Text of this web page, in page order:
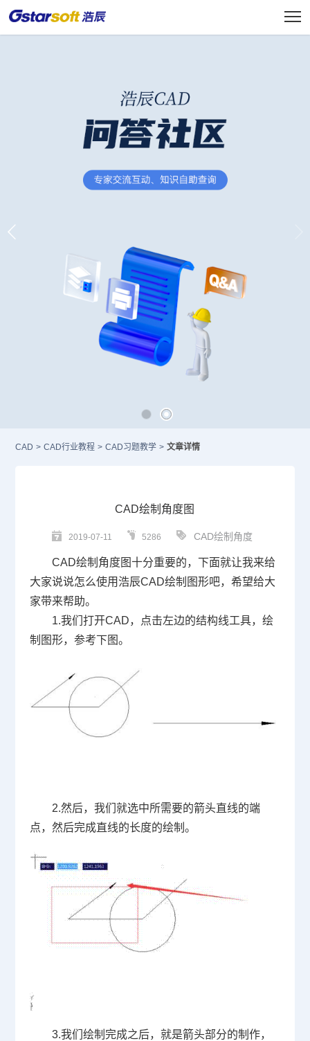
CAD > CAD行业教程 > CAD习题教学 > 文章详情
CAD绘制角度图
2019-07-11 5286 CAD绘制角度
CAD绘制角度图十分重要的，下面就让我来给
大家说说怎么使用浩辰CAD绘制图形吧，希望给大
家带来帮助。
1.我们打开CAD，点击左边的结构线工具，绘
制图形，参考下图。
2.然后，我们就选中所需要的箭头直线的端
点，然后完成直线的长度的绘制。
3.我们绘制完成之后，就是箭头部分的制作，